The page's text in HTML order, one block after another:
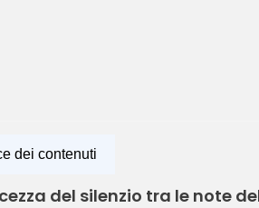
dei contenuti
del silenzio tra le note